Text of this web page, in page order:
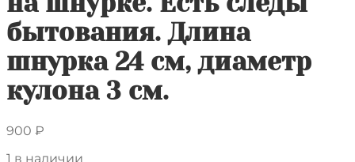
бытования. Длина
шнурка 24 см, диаметр
кулона 3 см.
900 ₽
1 в наличии